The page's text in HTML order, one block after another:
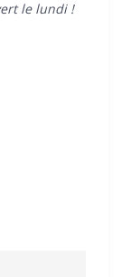
le lundi !